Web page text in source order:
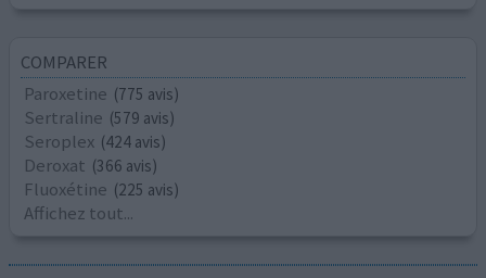
COMPARER
Paroxetine (775 avis)
Sertraline (579 avis)
Seroplex (424 avis)
Deroxat (366 avis)
Fluoxétine (225 avis)
Affichez tout...